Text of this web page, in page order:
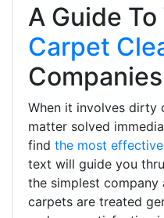
A Guide
Carpet
Companies
When it involves dirty
matter solved
find the most
text will guide you
the simplest
carpets are treated